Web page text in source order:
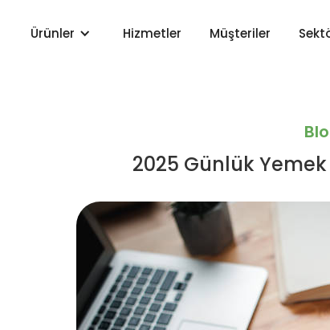
Ürünler Hizmetler Müşteriler
2025 Günlük